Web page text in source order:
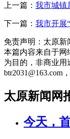
上一篇： 我市城镇
下一篇： 我市开展
免责声明：太原新
本篇内容来自于网
为目的，非商业用
btr2031@163.com
太原新闻网
今天，